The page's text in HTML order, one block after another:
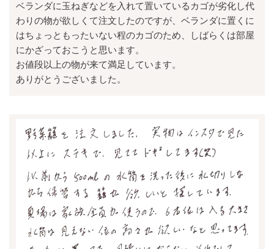
ベランダに玉ねぎなどを入れて置いているカゴが劣化し代
わりの物が欲しくて注文したのですが、ベランダに置くに
はちょっともったいない程のカゴのため、しばらくは部屋
にかざっておこうと思います。
お値段以上の物が来て満足しています。
ありがとうございました。